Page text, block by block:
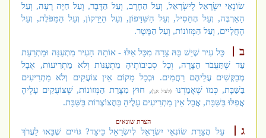
שׂוֹנְאֵי יִשְׂרָאֵל לְיִשְׂרָאֵל, וְעַל הַחֶרֶב, וְעַל הַדֶּבֶר, וְעַל חַיָּה רָעָה, וְעַל
הָאַרְבֶּה, וְעַל הֶחָסִיל, וְעַל הַשִּׁדָּפוֹן, וְעַל הַיֵּרָקוֹן, וְעַל הַמַּפֹּלֶת, וְעַל
הֶחֳלָיִים, וְעַל הַמְּזוֹנוֹת, וְעַל הַמָּטָר.
ב
כָּל עִיר שֶׁיֵּשׁ בָּהּ צָרָה מִכָּל אֵלּוּ - אוֹתָהּ הָעִיר מִתְעַנָּה וּמַתְרַעַת
עַד שֶׁתַּעֲבֹר הַצָּרָה, וְכָל סְבִיבוֹתֶיהָ מִתְעַנּוֹת וְלֹא מַתְרִיעוֹת, אֲבָל
מְבַקְּשִׁים עֲלֵיהֶם רַחֲמִים. וּבְכָל מָקוֹם אֵין צוֹעֲקִים וְלֹא מַתְרִיעִים
בַּשַּׁבָּת, כְּמוֹ שֶׁאָמַרְנוּ
(לעיל א,ו), חוּץ מִצָּרַת הַמְּזוֹנוֹת, שֶׁצּוֹעֲקִים עָלֶיהָ
אֲפִלּוּ בַּשַּׁבָּת, אֲבָל אֵין מַתְרִיעִים עָלֶיהָ בַּחֲצוֹצְרוֹת בַּשַּׁבָּת.
הצרת שונאים
ג
עַל הֲצָרַת שׂוֹנְאֵי יִשְׂרָאֵל לְיִשְׂרָאֵל כֵּיצַד? גּוֹיִים שֶׁבָּאוּ לַעֲרֹךְ